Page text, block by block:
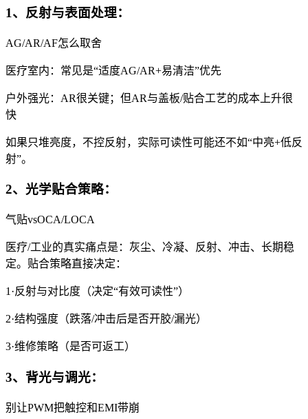
1、反射与表面处理：
AG/AR/AF怎么取舍
医疗室内：常见是“适度AG/AR+易清洁”优先
户外强光：AR很关键；但AR与盖板/贴合工艺的成本上升很
快
如果只堆亮度，不控反射，实际可读性可能还不如“中亮+低反
射”。
2、光学贴合策略：
气贴vsOCA/LOCA
医疗/工业的真实痛点是：灰尘、冷凝、反射、冲击、长期稳
定。贴合策略直接决定：
1·反射与对比度（决定“有效可读性”）
2·结构强度（跌落/冲击后是否开胶/漏光）
3·维修策略（是否可返工）
3、背光与调光：
别让PWM把触控和EMI带崩